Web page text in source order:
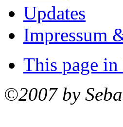
Updates
Impressum
This page
©2007 by